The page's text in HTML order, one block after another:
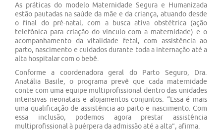
As práticas do modelo Maternidade Segura e Humanizada
estão pautadas na saúde da mãe e da criança, atuando desde
o final do pré-natal, com a busca ativa obstétrica (ação
telefônica para criação do vínculo com a maternidade) e o
acompanhamento da vitalidade fetal, com assistência ao
parto, nascimento e cuidados durante toda a internação até a
alta hospitalar com o bebê.
Conforme a coordenadora geral do Parto Seguro, Dra.
Anatália Basile, o programa prevê que cada maternidade
conte com uma equipe multiprofissional dentro das unidades
intensivas neonatais e alojamentos conjuntos. “Essa é mais
uma qualificação de assistência ao parto e nascimento. Com
essa inclusão, podemos agora prestar assistência
multiprofissional à puérpera da admissão até a alta”, afirma.